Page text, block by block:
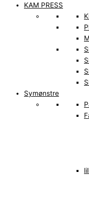
KAM PRESS
Symønstre